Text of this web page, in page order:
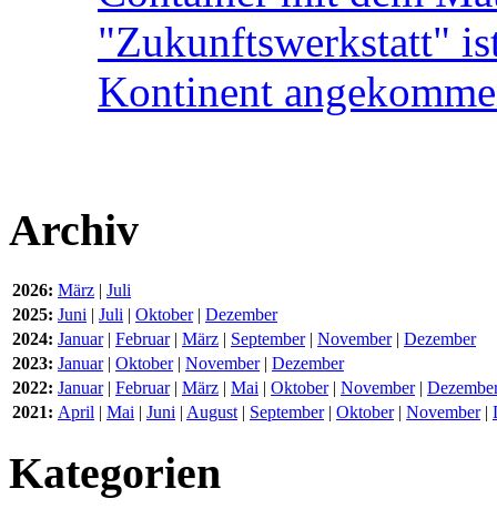
"Zukunftswerkstatt"
Kontinent
Archiv
2026: März | Juli
2025: Juni | Juli | Oktober| Dezember
2024: Januar| Februar| März | September| November| Dezember
2023: Januar| Oktober| November| Dezember
2022: Januar| Februar| März | Mai | Oktober| November|
2021: April | Mai | Juni | August | September| Oktober| November|
Kategorien